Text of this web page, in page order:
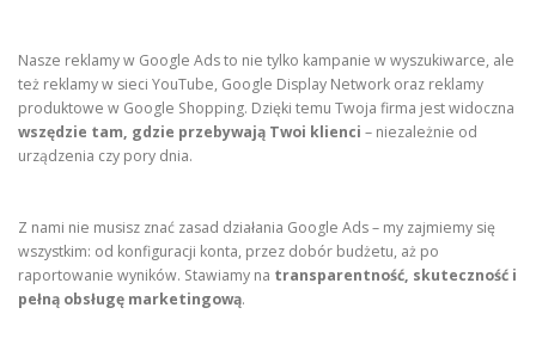
Nasze reklamy w Google Ads to nie tylko kampanie w wyszukiwarce, ale
też reklamy w sieci YouTube, Google Display Network oraz reklamy
produktowe w Google Shopping. Dzięki temu Twoja firma jest widoczna
wszędzie tam, gdzie przebywają Twoi klienci – niezależnie od
urządzenia czy pory dnia.
Z nami nie musisz znać zasad działania Google Ads – my zajmiemy się
wszystkim: od konfiguracji konta, przez dobór budżetu, aż po
raportowanie wyników. Stawiamy na transparentność, skuteczność i
pełną obsługę marketingową.